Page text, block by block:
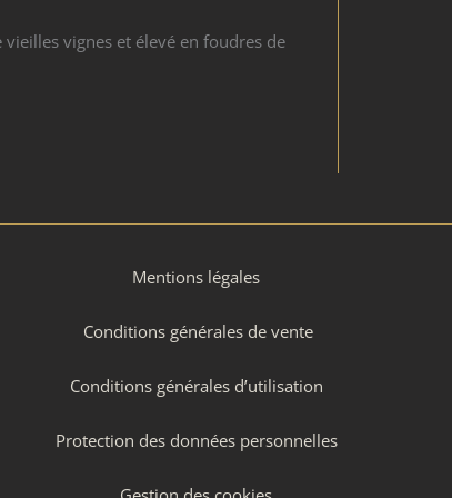
vignes et élevé en foudres de
Mentions légales
Conditions générales de vente
Conditions générales d’utilisation
Protection des données personnelles